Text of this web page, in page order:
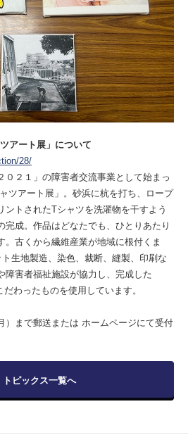
ツアート展」について
28/
２１」の障害者交流事業として始まっ
ツアート展」。砂浜に杭を打ち、ロープ
ントされたTシャツを洗濯物を⼲すよう
完成。作品はどなたでも、ひとりあたり
。古くから繊維産業が地域に根付くま
生地製造、染色、裁断、縫製、印刷な
障害者福祉施設が協力し、完成した
だわったものを使用しています。
）まで郵送または ホームページにて受付
トピックス一覧へ